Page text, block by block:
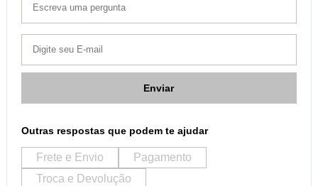
Enviar
Outras respostas que podem te ajudar
Frete e Envio
Pagamento
Troca e Devolução